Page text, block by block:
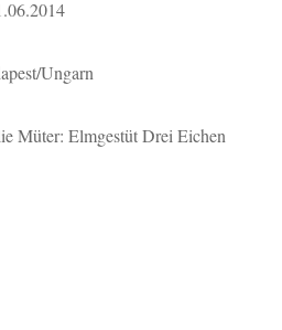
Ungarn
Müter: Elmgestüt Drei Eichen